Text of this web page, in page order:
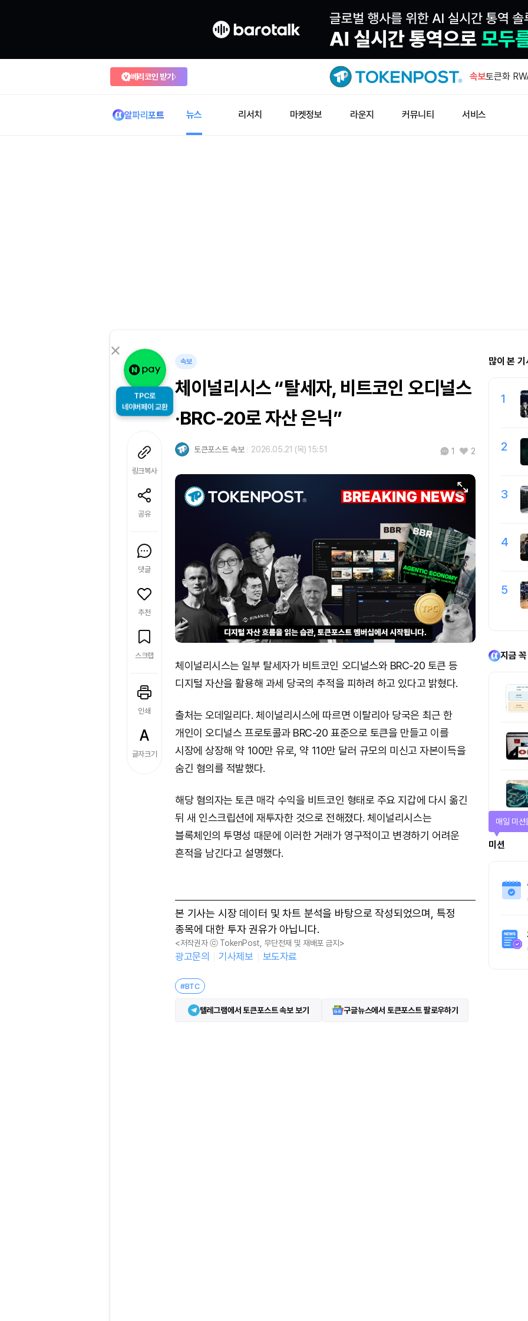
베리코인 받기 속보
한일 증
토큰화
알파리포트 뉴스 리서치 마켓정보 라운지 커뮤니티 서비스
TPC로
네이버페이 교환
링크복사
공유
댓글
추천
스크랩
인쇄
글자크기
속보
체이널리시스 “탈세자, 비트코인 오디널스
·BRC-20로 자산 은닉”
토큰포스트 속보 2026.05.21 (목) 15:51 1 2
체이널리시스는 일부 탈세자가 비트코인 오디널스와 BRC-20 토큰 등
디지털 자산을 활용해 과세 당국의 추적을 피하려 하고 있다고 밝혔다.
출처는 오데일리다. 체이널리시스에 따르면 이탈리아 당국은 최근 한
개인이 오디널스 프로토콜과 BRC-20 표준으로 토큰을 만들고 이를
시장에 상장해 약 100만 유로, 약 110만 달러 규모의 미신고 자본이득을
숨긴 혐의를 적발했다.
해당 혐의자는 토큰 매각 수익을 비트코인 형태로 주요 지갑에 다시 옮긴
뒤 새 인스크립션에 재투자한 것으로 전해졌다. 체이널리시스는
블록체인의 투명성 때문에 이러한 거래가 영구적이고 변경하기 어려운
흔적을 남긴다고 설명했다.
본 기사는 시장 데이터 및 차트 분석을 바탕으로 작성되었으며, 특정
종목에 대한 투자 권유가 아닙니다.
<저작권자 ⓒ TokenPost, 무단전재 및 재배포 금지>
광고문의 기사제보 보도자료
#BTC
텔레그램에서 토큰포스트 속보 보기 구글뉴스에서 토큰포스트 팔로우하기
많이 본 기
1
2
3
4
5
지금
미션
매일 미션